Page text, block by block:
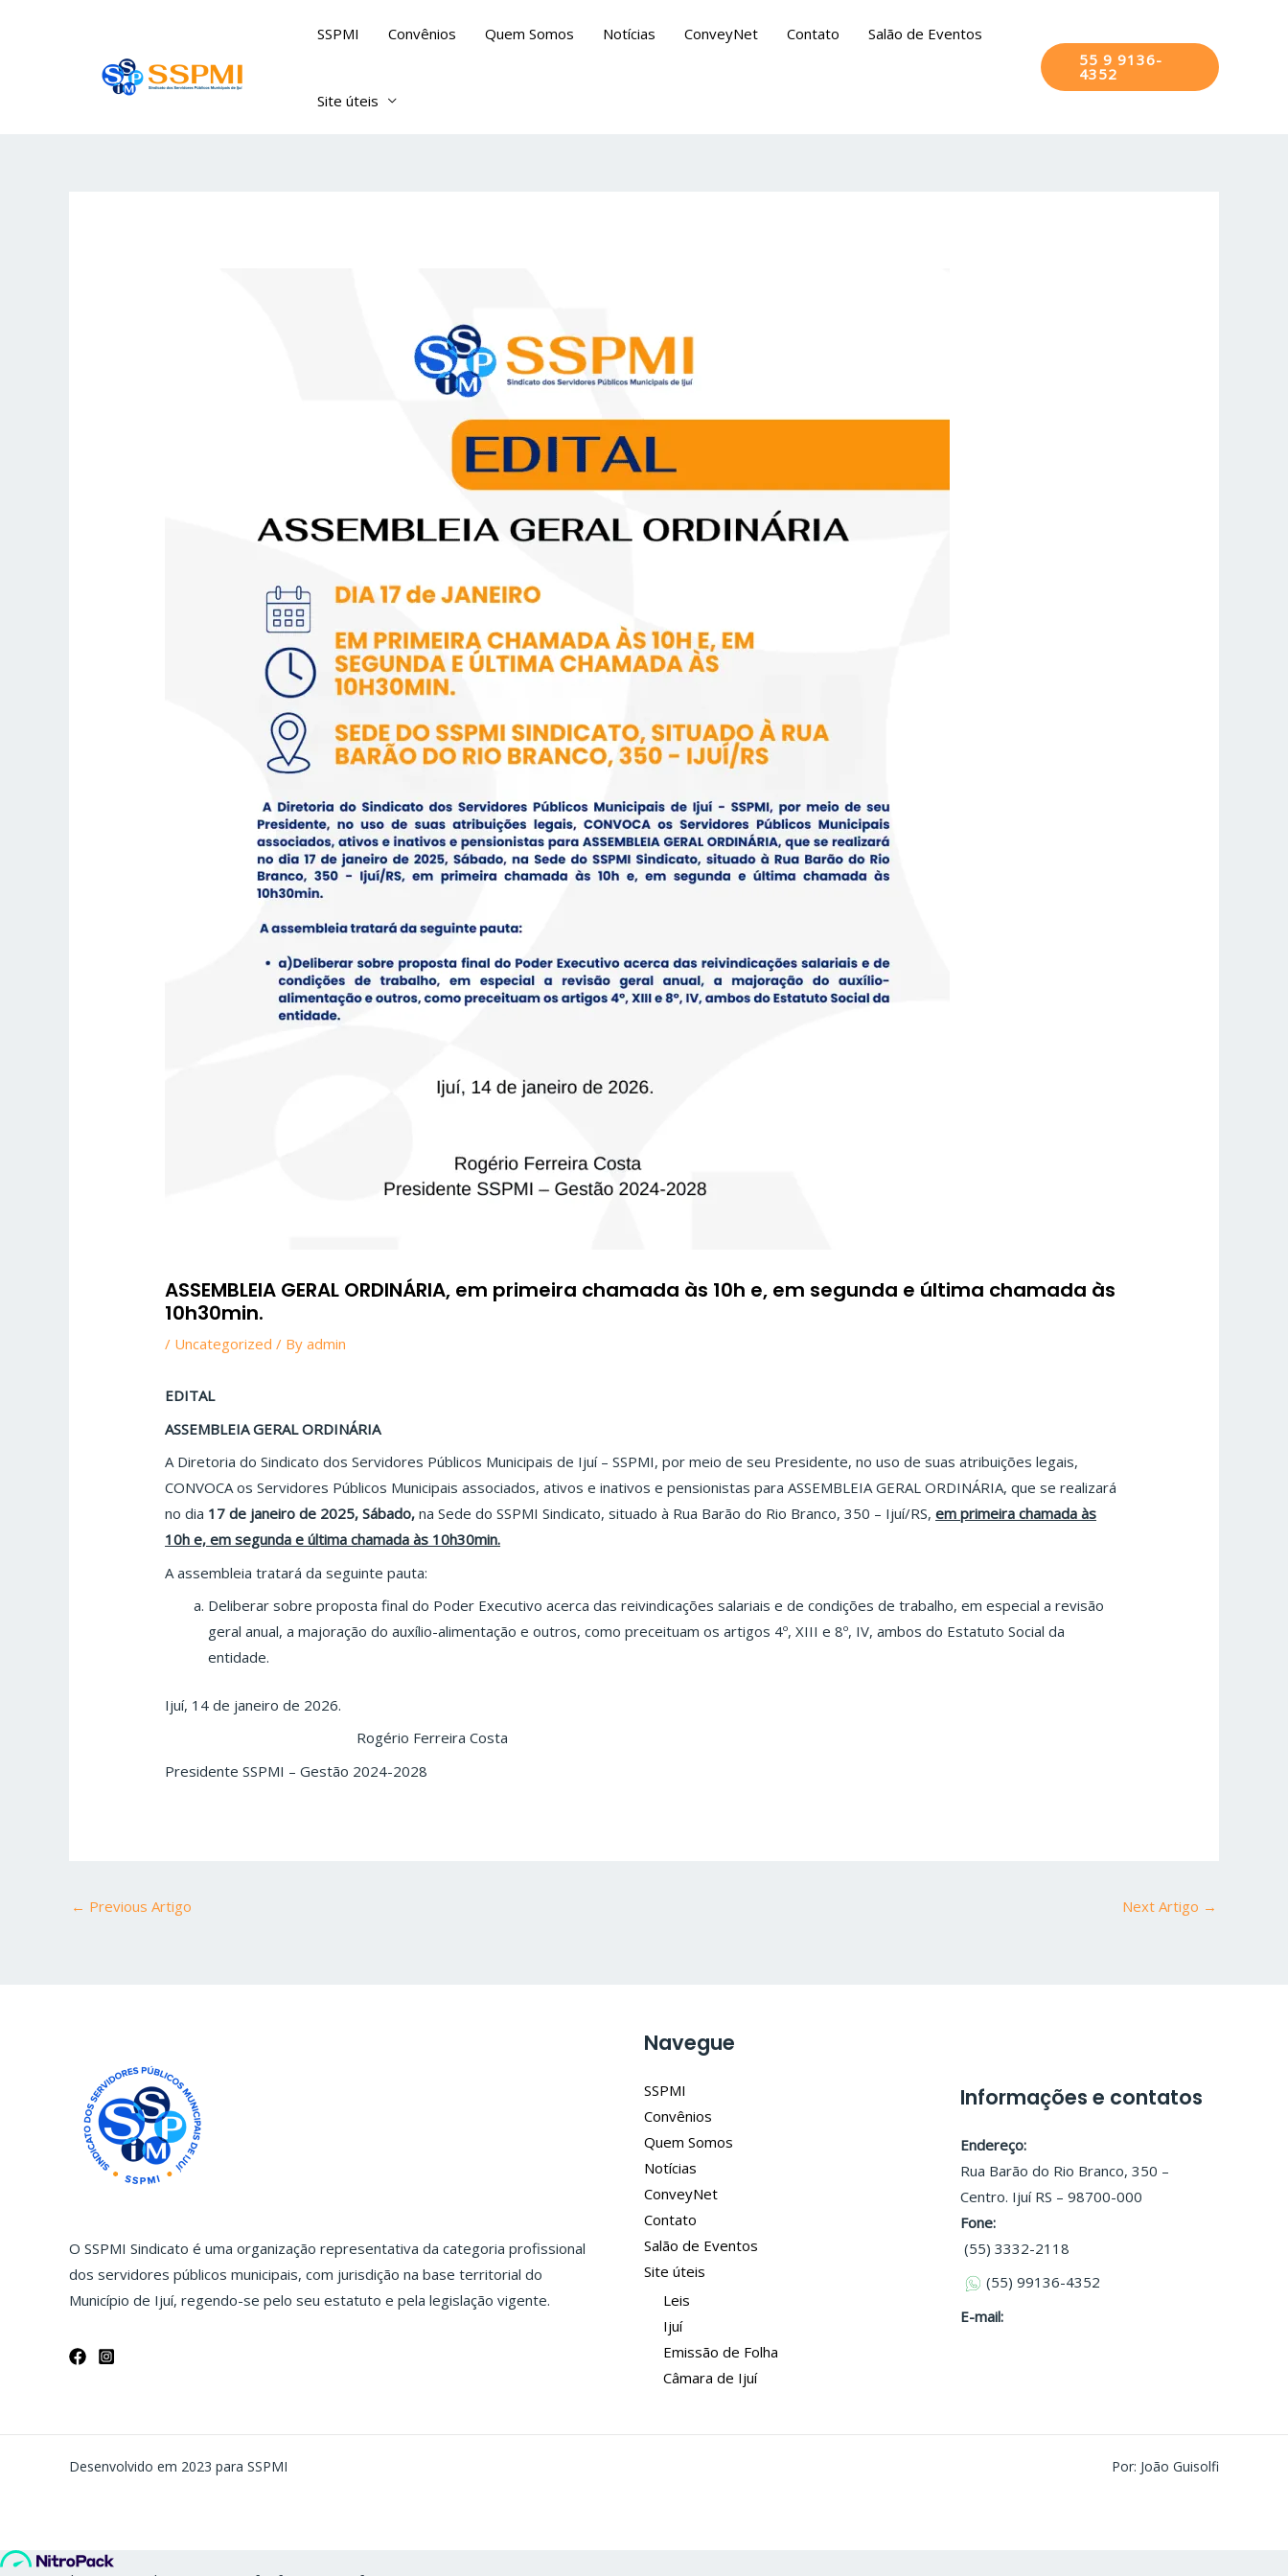
SSPMI Convênios Quem Somos Notícias ConveyNet Contato Salão de Eventos
Site úteis
55 9 9136-
4352
ASSEMBLEIA GERAL ORDINÁRIA, em primeira chamada às 10h e, em segunda e última chamada às
10h30min.
/ Uncategorized / Byadmin
EDITAL
ASSEMBLEIA GERAL ORDINÁRIA
A Diretoria do Sindicato dos Servidores Públicos Municipais de Ijuí – SSPMI, por meio de seu Presidente, no uso de suas atribuições legais,
CONVOCA os Servidores Públicos Municipais associados, ativos e inativos e pensionistas para ASSEMBLEIA GERAL ORDINÁRIA, que se realizará
no dia 17 de janeiro de 2025, Sábado, na Sede do SSPMI Sindicato, situado à Rua Barão do Rio Branco, 350 – Ijuí/RS,em primeira chamada às
10h e, em segunda e última chamada às 10h30min.
A assembleia tratará da seguinte pauta:
Deliberar sobre proposta final do Poder Executivo acerca das reivindicações salariais e de condições de trabalho, em especial a revisão
geral anual, a majoração do auxílio-alimentação e outros, como preceituam os artigos 4º, XIII e 8º, IV, ambos do Estatuto Social da
entidade.
Ijuí, 14 de janeiro de 2026.
Rogério Ferreira Costa
Presidente SSPMI – Gestão 2024-2028
← Previous Artigo Next Artigo →
O SSPMI Sindicato é uma organização representativa da categoria profissional
dos servidores públicos municipais, com jurisdição na base territorial do
Município de Ijuí, regendo-se pelo seu estatuto e pela legislação vigente.
Navegue
SSPMI
Convênios
Quem Somos
Notícias
ConveyNet
Contato
Salão de Eventos
Site úteis
Leis
Ijuí
Emissão de Folha
Câmara de Ijuí
Informações e contatos
Endereço:
Rua Barão do Rio Branco, 350 –
Centro. Ijuí RS – 98700-000
Fone:
(55) 3332-2118
(55) 99136-4352
E-mail:
Desenvolvido em 2023 para SSPMI Por: João Guisolfi